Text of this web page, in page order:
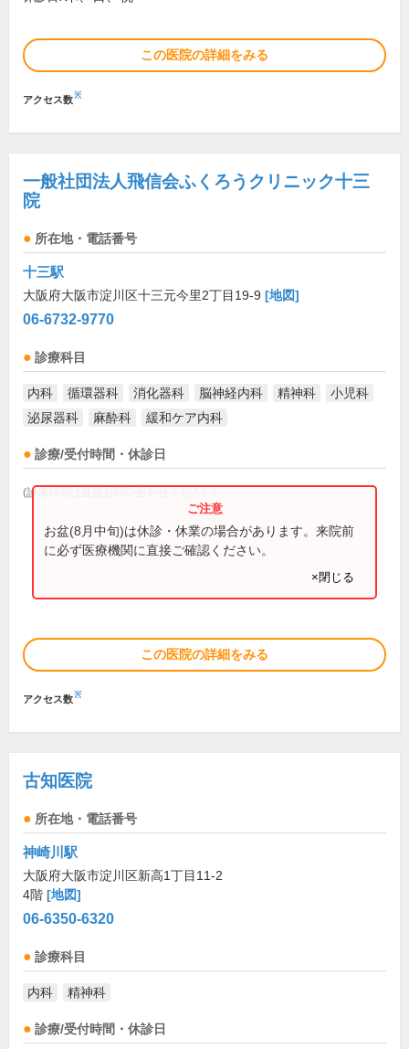
この医院の詳細をみる
アクセス数※
一般社団法人飛信会ふくろうクリニック十三
院
所在地・電話番号
十三駅
大阪府大阪市淀川区十三元今里2丁目19-9 [地図]
06-6732-9770
診療科目
内科 循環器科 消化器科 脳神経内科 精神科
小児科
泌尿器科
麻酔科 緩和ケア内科
診療/受付時間・休診日
(診療時間は直接お問い合わせください)
お盆(8月中旬)は休診・休業の場合があります。来院前
に必ず医療機関に直接ご確認ください。
×閉じる
この医院の詳細をみる
アクセス数※
古知医院
所在地・電話番号
神崎川駅
大阪府大阪市淀川区新高1丁目11-2
4階 [地図]
06-6350-6320
診療科目
内科 精神科
診療/受付時間・休診日